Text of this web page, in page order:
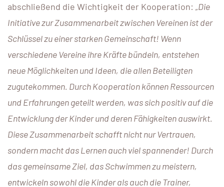
abschließend die Wichtigkeit der Kooperation: „Die
Initiative zur Zusammenarbeit zwischen Vereinen ist der
Schlüssel zu einer starken Gemeinschaft! Wenn
verschiedene Vereine ihre Kräfte bündeln, entstehen
neue Möglichkeiten und Ideen, die allen Beteiligten
zugutekommen. Durch Kooperation können Ressourcen
und Erfahrungen geteilt werden, was sich positiv auf die
Entwicklung der Kinder und deren Fähigkeiten auswirkt.
Diese Zusammenarbeit schafft nicht nur Vertrauen,
sondern macht das Lernen auch viel spannender! Durch
das gemeinsame Ziel, das Schwimmen zu meistern,
entwickeln sowohl die Kinder als auch die Trainer,